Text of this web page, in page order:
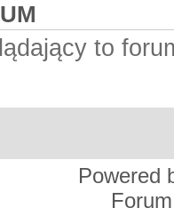
to
Powered